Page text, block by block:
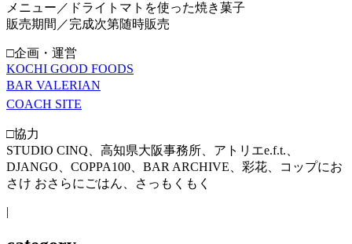
メニュー／ドライトマトを使った焼き菓子
販売期間／完成次第随時販売
□企画・運営
KOCHI GOOD FOODS
BAR VALERIAN
COACH SITE
□協力
STUDIO CINQ、高知県大阪事務所、アトリエe.f.t.、
DJANGO、COPPA100、BAR ARCHIVE、彩花、コップにお
さけ おさらにごはん、さっもくもく
|